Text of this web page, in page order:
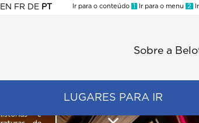
EN FR DE PT
Ir para o conteúdo 1 Ir para o menu 2
Sobre a
LUGARES PARA IR